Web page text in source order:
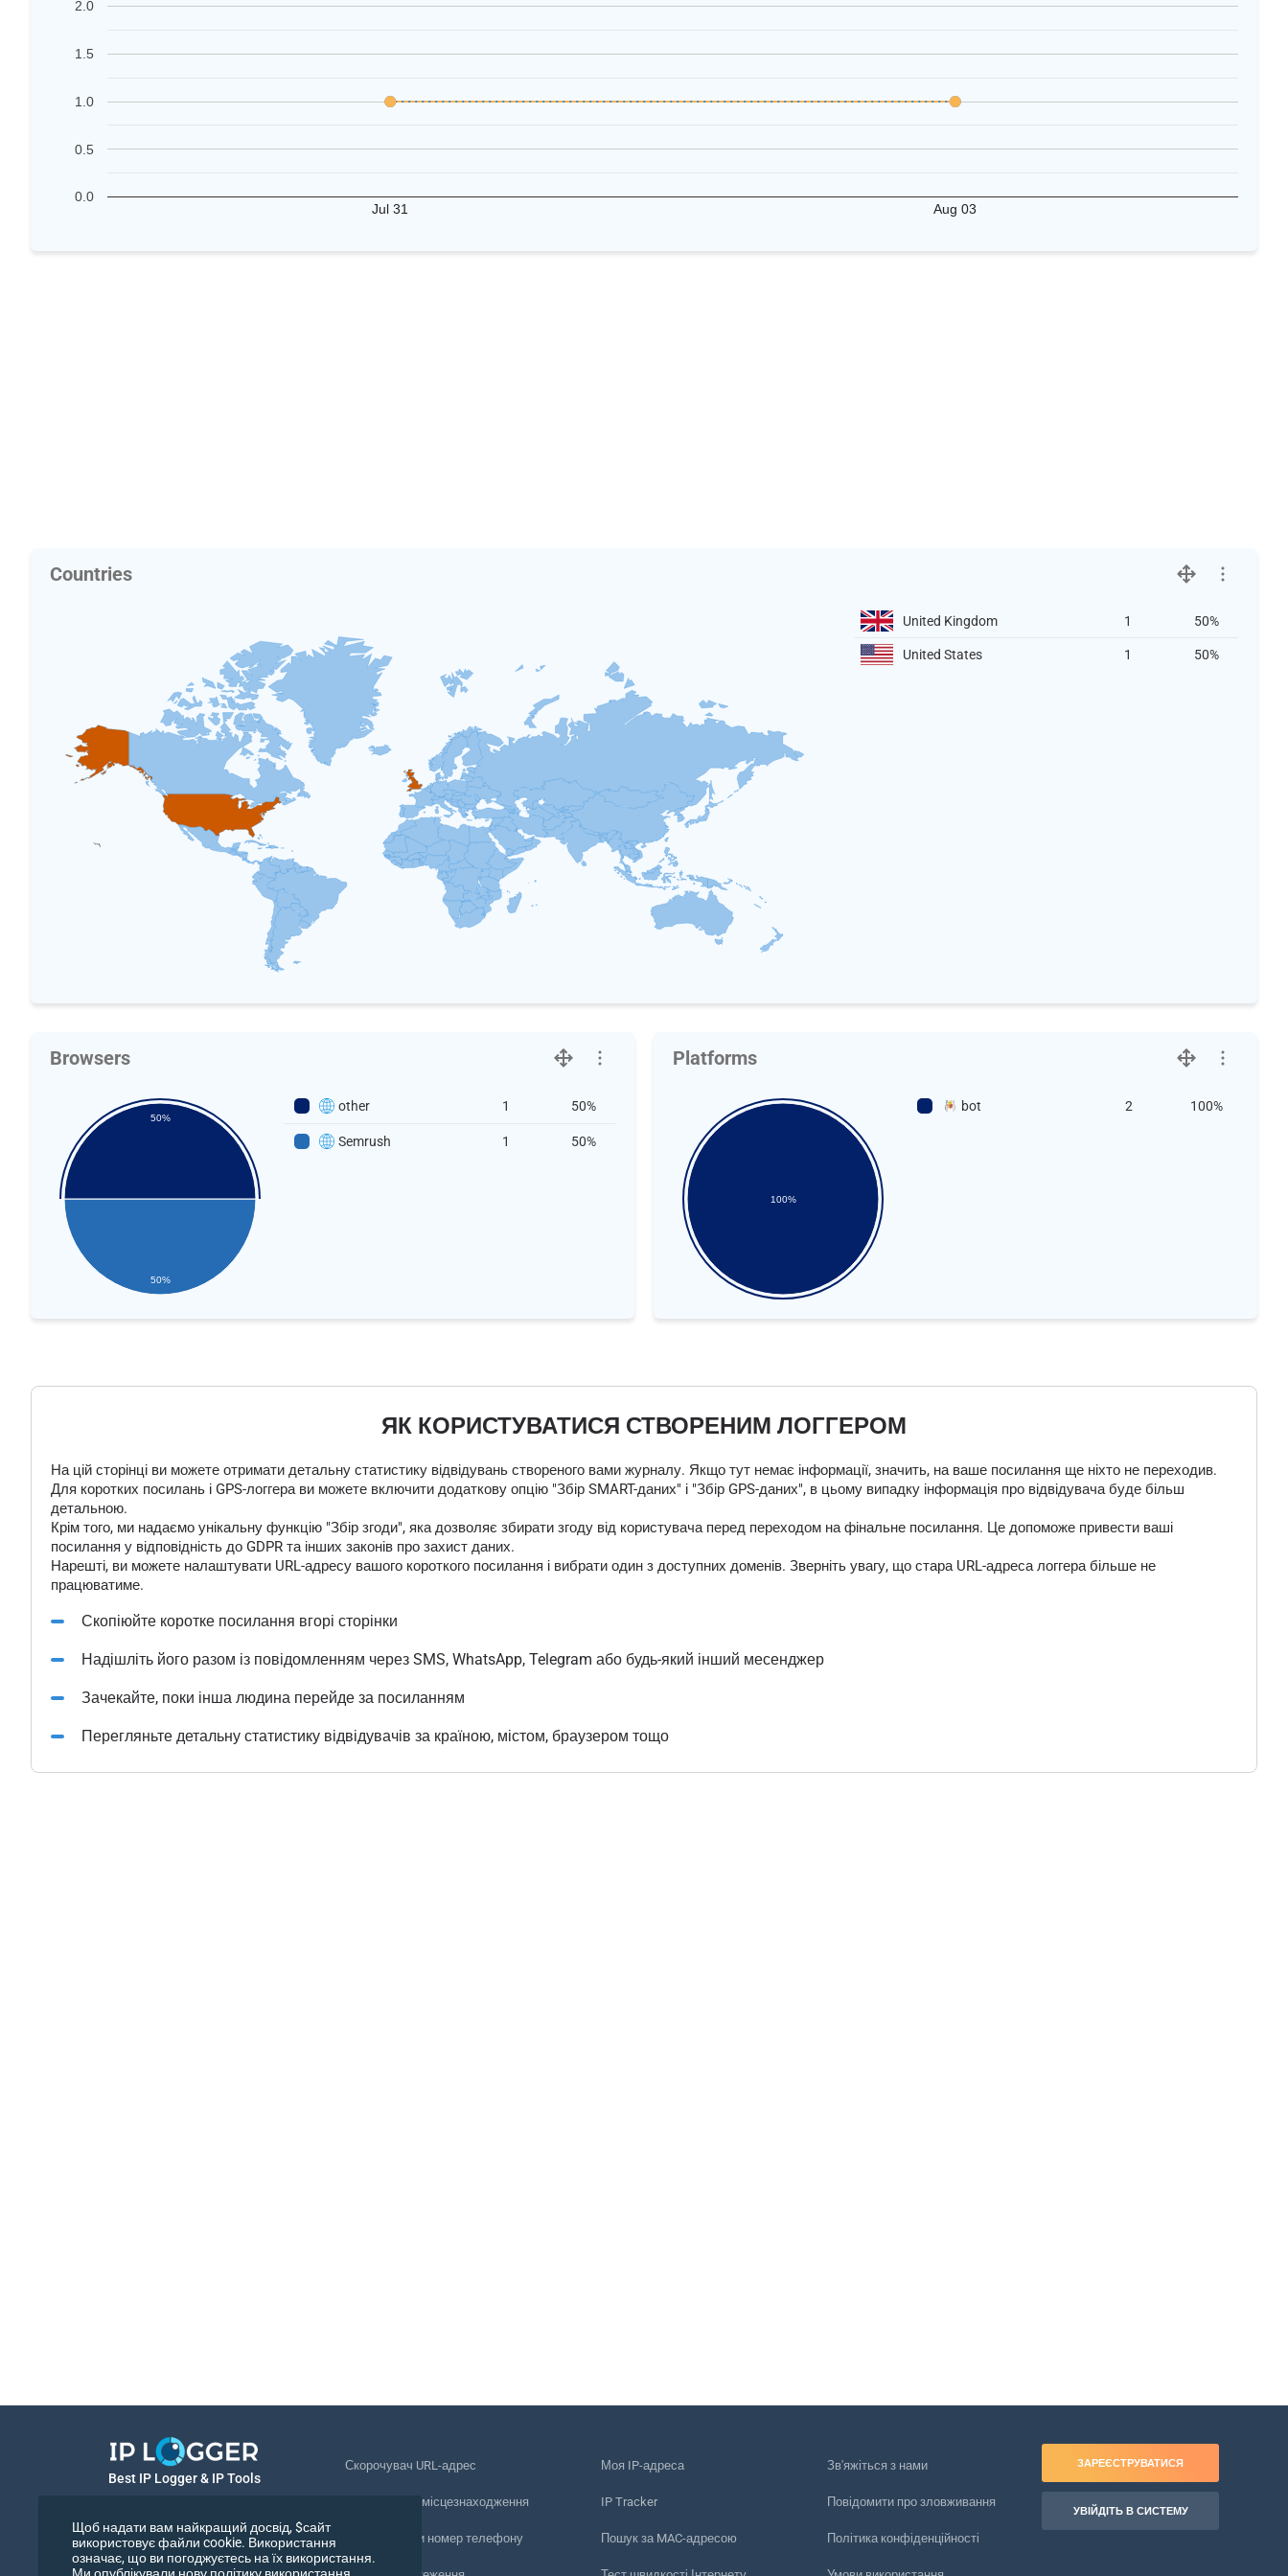
Jul 31 Aug 03
0.0
0.5
1.0
1.5
2.0
Countries
United Kingdom 1 50%
United States 1 50%
Browsers
50%
50%
other 1 50%
Semrush 1 50%
Platforms
100%
bot 2 100%
ЯК КОРИСТУВАТИСЯ СТВОРЕНИМ ЛОГГЕРОМ
На цій сторінці ви можете отримати детальну статистику відвідувань створеного вами журналу. Якщо тут немає інформації, значить, на ваше посилання ще ніхто не переходив.
Для коротких посилань і GPS-логгера ви можете включити додаткову опцію "Збір SMART-даних" і "Збір GPS-даних", в цьому випадку інформація про відвідувача буде більш
детальною.
Крім того, ми надаємо унікальну функцію "Збір згоди", яка дозволяє збирати згоду від користувача перед переходом на фінальне посилання. Це допоможе привести ваші
посилання у відповідність до GDPR та інших законів про захист даних.
Нарешті, ви можете налаштувати URL-адресу вашого короткого посилання і вибрати один з доступних доменів. Зверніть увагу, що стара URL-адреса логгера більше не
працюватиме.
Скопіюйте коротке посилання вгорі сторінки
Надішліть його разом із повідомленням через SMS, WhatsApp, Telegram або будь-який інший месенджер
Зачекайте, поки інша людина перейде за посиланням
Перегляньте детальну статистику відвідувачів за країною, містом, браузером тощо
Best IP Logger & IP Tools
Українська
Українська
Скорочувач URL-адрес
Відстеження місцезнаходження
Відстежувати номер телефону
Моя IP-адреса
IP Tracker
Пошук за MAC-адресою
Зв'яжіться з нами
Повідомити про зловживання
Політика конфіденційності
ЗАРЕЄСТРУВАТИСЯ
УВІЙДІТЬ В СИСТЕМУ
Щоб надати вам найкращий досвід, $сайт
використовує файли cookie. Використання
означає, що ви погоджуєтесь на їх використання.